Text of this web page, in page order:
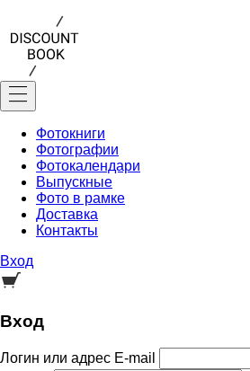
Фотокниги
Фотографии
Фотокалендари
Выпускные
Фото в рамке
Доставка
Контакты
Вход
Вход
Логин или адрес E-mail